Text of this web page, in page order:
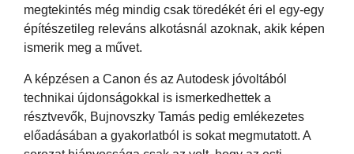
megtekintés még mindig csak töredékét éri el egy-egy
építészetileg releváns alkotásnál azoknak, akik képen
ismerik meg a művet.
A képzésen a Canon és az Autodesk jóvoltából
technikai újdonságokkal is ismerkedhettek a
résztvevők, Bujnovszky Tamás pedig emlékezetes
előadásában a gyakorlatból is sokat megmutatott. A